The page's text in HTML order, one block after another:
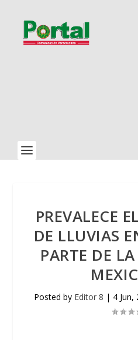
PREVALECE
DE LLUVIAS
PARTE DE
Posted by Editor 8 | 4 Jun,